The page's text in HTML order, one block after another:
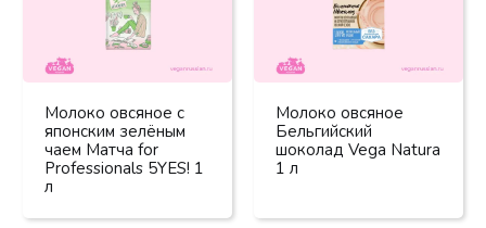
Молоко овсяное с
японским зелёным
чаем Матча for
Professionals 5YES! 1
л
Молоко овсяное
Бельгийский
шоколад Vega Natura
1 л